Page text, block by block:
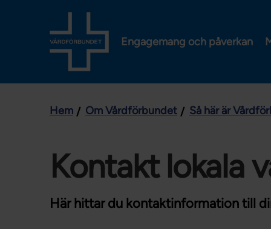
Engagemang och påverkan
Hem Om Vårdförbundet Så här är
Kontakt lokala
Här hittar du kontaktinformation till